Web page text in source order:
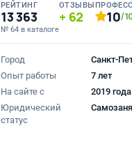
РЕЙТИНГ
13 363
№ 64 в каталоге
ОТЗЫВЫ
62 10/
Город
Санкт-
Опыт работы
7 лет
На сайте с
2019 года
Юридический
статус